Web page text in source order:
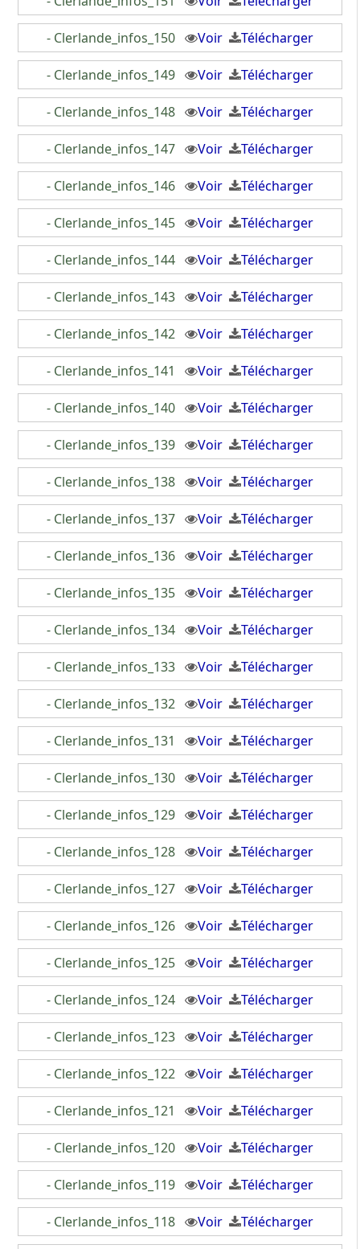
- Clerlande_infos_150 Voir Télécharger
- Clerlande_infos_149 Voir Télécharger
- Clerlande_infos_148 Voir Télécharger
- Clerlande_infos_147 Voir Télécharger
- Clerlande_infos_146 Voir Télécharger
- Clerlande_infos_145 Voir Télécharger
- Clerlande_infos_144 Voir Télécharger
- Clerlande_infos_143 Voir Télécharger
- Clerlande_infos_142 Voir Télécharger
- Clerlande_infos_141 Voir Télécharger
- Clerlande_infos_140 Voir Télécharger
- Clerlande_infos_139 Voir Télécharger
- Clerlande_infos_138 Voir Télécharger
- Clerlande_infos_137 Voir Télécharger
- Clerlande_infos_136 Voir Télécharger
- Clerlande_infos_135 Voir Télécharger
- Clerlande_infos_134 Voir Télécharger
- Clerlande_infos_133 Voir Télécharger
- Clerlande_infos_132 Voir Télécharger
- Clerlande_infos_131 Voir Télécharger
- Clerlande_infos_130 Voir Télécharger
- Clerlande_infos_129 Voir Télécharger
- Clerlande_infos_128 Voir Télécharger
- Clerlande_infos_127 Voir Télécharger
- Clerlande_infos_126 Voir Télécharger
- Clerlande_infos_125 Voir Télécharger
- Clerlande_infos_124 Voir Télécharger
- Clerlande_infos_123 Voir Télécharger
- Clerlande_infos_122 Voir Télécharger
- Clerlande_infos_121 Voir Télécharger
- Clerlande_infos_120 Voir Télécharger
- Clerlande_infos_119 Voir Télécharger
- Clerlande_infos_118 Voir Télécharger